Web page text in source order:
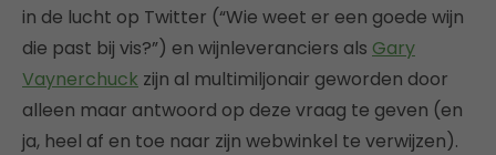
in de lucht op Twitter (“Wie weet er een goede wijn
die past bij vis?”) en wijnleveranciers als Gary
Vaynerchuck zijn al multimiljonair geworden door
alleen maar antwoord op deze vraag te geven (en
ja, heel af en toe naar zijn webwinkel te verwijzen).